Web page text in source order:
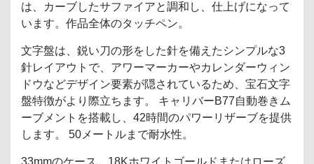
は、カーブしたサファイアと調和し、仕上げになって
います。作品全体のタッチペン。
文字盤は、鋭い刀の形をした針を備えたシンプルな3
針レイアウトで、アワーマーカーやカレンダーウィン
ドウなどデザイン要素が隠されているため、宝石文字
盤特徴がより際立ちます。 キャリバーB77自動巻きム
ーブメントを搭載し、42時間のパワーリザーブを提供
します。 50メートルまで耐水性。
33mmのケース、18Kホワイトゴールドまたはローズ